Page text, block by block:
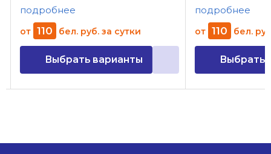
подробнее
от 110 бел. руб. за сутки
Выбрать варианты
подробнее
от 110 бел.
Выбрать